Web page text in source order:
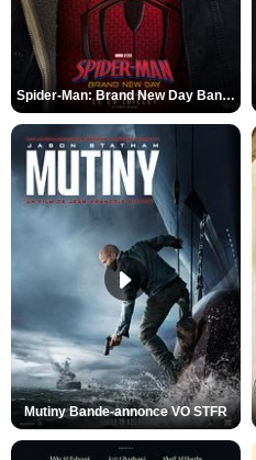
Spider-Man: Brand New Day Bande-annonce VO STFR
Mutiny Bande-annonce VO STFR